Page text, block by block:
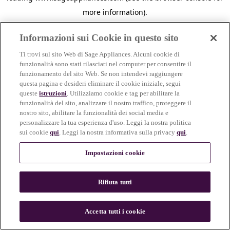
more information).
n
Informazioni sui Cookie in questo sito
Ti trovi sul sito Web di Sage Appliances. Alcuni cookie di
funzionalità sono stati rilasciati nel computer per consentire il
funzionamento del sito Web. Se non intendevi raggiungere
questa pagina e desideri eliminare il cookie iniziale, segui
questeistruzioni. Utilizziamo cookie e tag per abilitare la
funzionalità del sito, analizzare il nostro traffico, proteggere il
nostro sito, abilitare la funzionalità dei social media e
personalizzare la tua esperienza d'uso. Leggi la nostra politica
sui cookiequi. Leggi la nostra informativa sulla privacyqui.
Impostazioni cookie
Rifiuta tutti
Accetta tutti i cookie